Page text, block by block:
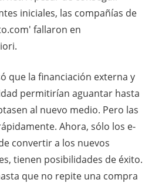
iniciales, las compañías de
fallaron en
que la financiación externa y
permitirían aguantar hasta
al nuevo medio. Pero las
Ahora, sólo los e-
convertir a los nuevos
tienen posibilidades de éxito.
que no repite una compra